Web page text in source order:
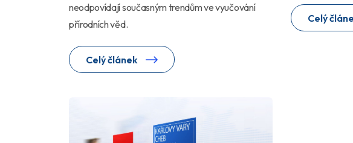
Celý
neodpovídají současným trendům ve vyučování
přírodních věd.
Celý článek